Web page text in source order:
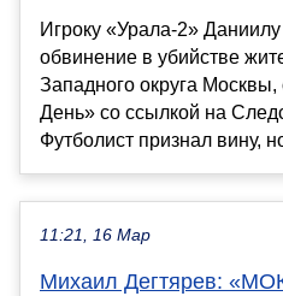
Игроку «Урала-2»
обвинение в убийстве
Западного округа
День» со ссылкой на
Футболист признал вину,
11:21, 16 Мар
Михаил Дегтярев: